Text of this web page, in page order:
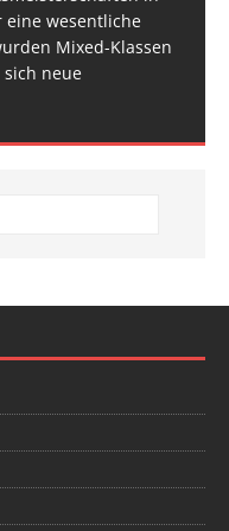
eine wesentliche
Mixed-Klassen
neue
an der Riß
hochkarätigen
standen die